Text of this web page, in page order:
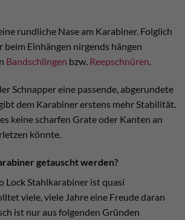
rundliche Nase am Karabiner. Folglich
beim Einhängen nirgends hängen
Bandschlingen bzw. Reepschnüren.
Schnapper eine passende, abgerundete
dem Karabiner erstens mehr Stabilität.
keine scharfen Grate oder Kanten an
könnte.
getauscht werden?
Lock Stahlkarabiner ist quasi
viele, viele Jahre eine Freude daran
ist nur aus folgenden Gründen